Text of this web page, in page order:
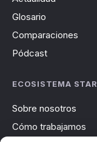
Glosario
Comparaciones
Pódcast
ECOSISTEMA
Sobre nosotros
Cómo trabajamos